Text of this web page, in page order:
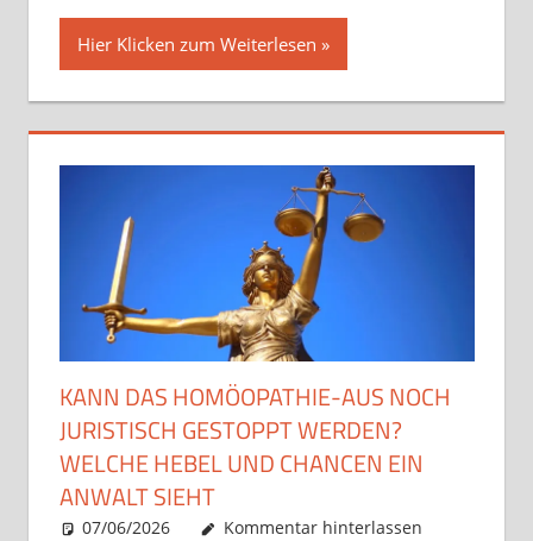
Hier Klicken zum Weiterlesen
KANN DAS HOMÖOPATHIE-AUS NOCH
JURISTISCH GESTOPPT WERDEN?
WELCHE HEBEL UND CHANCEN EIN
ANWALT SIEHT
07/06/2026 Christian J. Becker
Uncategorized
Kommentar hinterlassen